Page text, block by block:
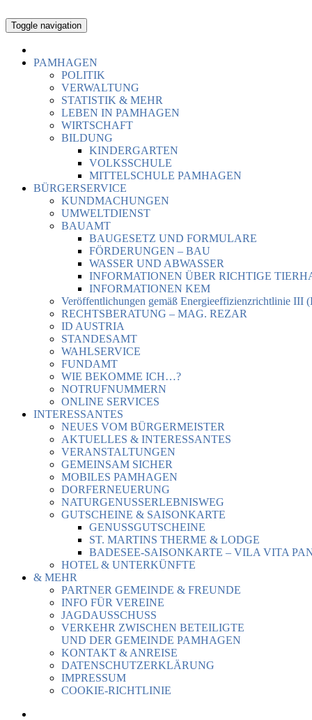
Toggle navigation
PAMHAGEN
POLITIK
VERWALTUNG
STATISTIK & MEHR
LEBEN IN PAMHAGEN
WIRTSCHAFT
BILDUNG
KINDERGARTEN
VOLKSSCHULE
MITTELSCHULE PAMHAGEN
BÜRGERSERVICE
KUNDMACHUNGEN
UMWELTDIENST
BAUAMT
BAUGESETZ UND FORMULARE
FÖRDERUNGEN – BAU
WASSER UND ABWASSER
INFORMATIONEN ÜBER RICHTIGE
INFORMATIONEN KEM
Veröffentlichungen gemäß Energieeffizienzrichtlinie III
RECHTSBERATUNG – MAG. REZAR
ID AUSTRIA
STANDESAMT
WAHLSERVICE
FUNDAMT
WIE BEKOMME ICH…?
NOTRUFNUMMERN
ONLINE SERVICES
INTERESSANTES
NEUES VOM BÜRGERMEISTER
AKTUELLES & INTERESSANTES
VERANSTALTUNGEN
GEMEINSAM SICHER
MOBILES PAMHAGEN
DORFERNEUERUNG
NATURGENUSSERLEBNISWEG
GUTSCHEINE & SAISONKARTE
GENUSSGUTSCHEINE
ST. MARTINS THERME & LODGE
BADESEE-SAISONKARTE – VILA VITA
HOTEL & UNTERKÜNFTE
& MEHR
PARTNER GEMEINDE & FREUNDE
INFO FÜR VEREINE
JAGDAUSSCHUSS
VERKEHR ZWISCHEN BETEILIGTE
UND DER GEMEINDE PAMHAGEN
KONTAKT & ANREISE
DATENSCHUTZERKLÄRUNG
IMPRESSUM
COOKIE-RICHTLINIE